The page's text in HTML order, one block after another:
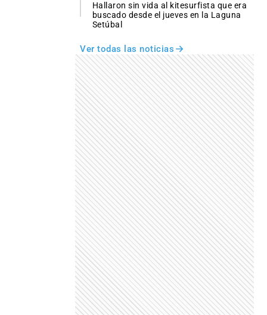
Hallaron sin vida al kitesurfista que era
buscado desde el jueves en la Laguna
Setúbal
Ver todas las noticias